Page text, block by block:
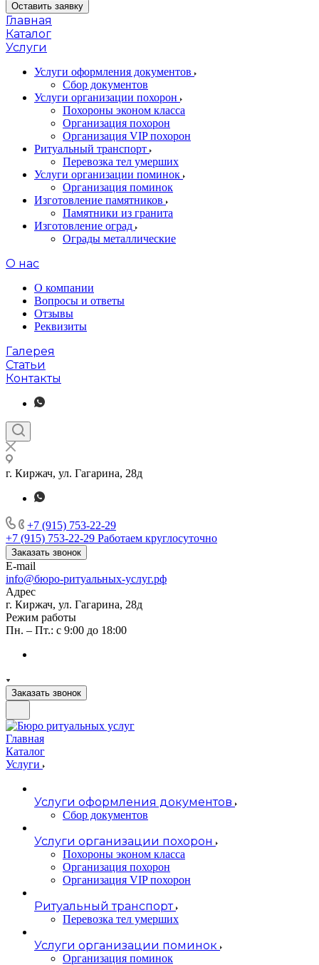
Оставить заявку
Главная
Каталог
Услуги
Услуги оформления документов
Сбор документов
Услуги организации похорон
Похороны эконом класса
Организация похорон
Организация VIP похорон
Ритуальный транспорт
Перевозка тел умерших
Услуги организации поминок
Организация поминок
Изготовление памятников
Памятники из гранита
Изготовление оград
Ограды металлические
О нас
О компании
Вопросы и ответы
Отзывы
Реквизиты
Галерея
Статьи
Контакты
г. Киржач, ул. Гагарина, 28д
+7 (915) 753-22-29
+7 (915) 753-22-29 Работаем круглосуточно
Заказать звонок
E-mail
info@бюро-ритуальных-услуг.рф
Адрес
г. Киржач, ул. Гагарина, 28д
Режим работы
Пн. – Пт.: с 9:00 до 18:00
Заказать звонок
Главная
Каталог
Услуги
Услуги оформления документов
Сбор документов
Услуги организации похорон
Похороны эконом класса
Организация похорон
Организация VIP похорон
Ритуальный транспорт
Перевозка тел умерших
Услуги организации поминок
Организация поминок